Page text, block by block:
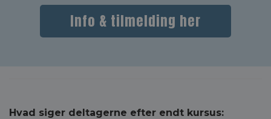
Info & tilmelding her
Hvad siger deltagerne efter endt kursus: